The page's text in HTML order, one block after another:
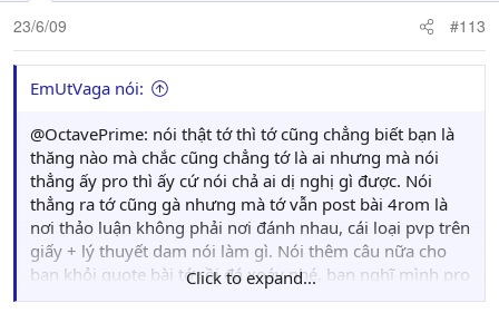
23/6/09 #113
EmUtVaga nói:
@OctavePrime: nói thật tớ thì tớ cũng chẳng biết bạn là
thăng nào mà chắc cũng chẳng tớ là ai nhưng mà nói
thẳng ấy pro thì ấy cứ nói chả ai dị nghị gì được. Nói
thẳng ra tớ cũng gà nhưng mà tớ vẫn post bài 4rom là
nơi thảo luận không phải nơi đánh nhau, cái loại pvp trên
giấy + lý thuyết dam nói làm gì. Nói thêm câu nữa cho
bạn khỏi quote bài tớ rồi đá xoáy nhé, bạn nghĩ mình pro
chứ gì thế thì bạn sang sv offical nào khủng nhất ý mà
Click to expand...